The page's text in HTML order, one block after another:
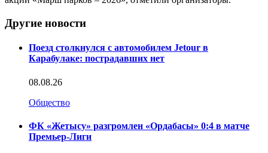
Другие новости
Поезд столкнулся с автомобилем Jetour в
Карабулаке: пострадавших нет
08.08.26
Общество
ФК «Жетысу» разгромлен «Ордабасы» 0:4 в матче
Премьер-Лиги